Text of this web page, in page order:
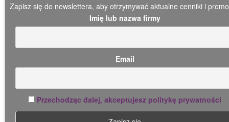
Zapisz się do newslettera, aby otrzymywać aktualne cenniki i
Imię lub nazwa firmy
Email
Przechodząc dalej, akceptujesz politykę prywatności